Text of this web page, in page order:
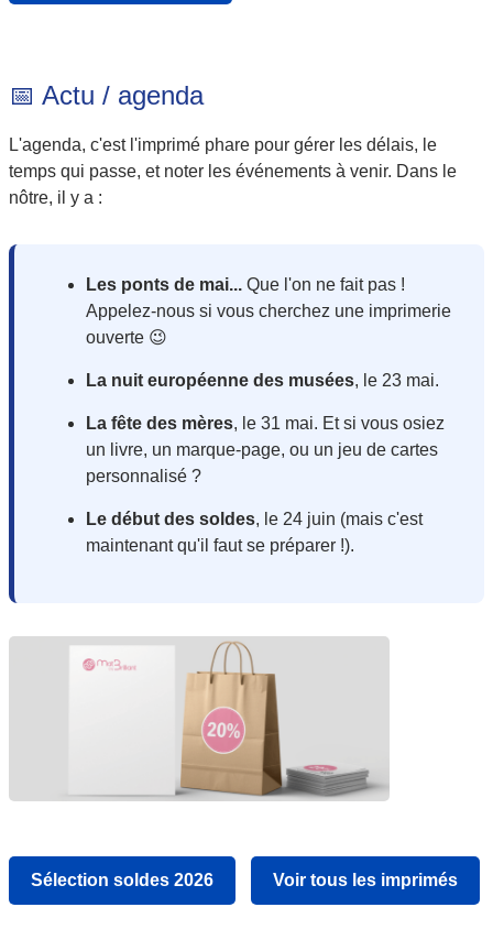
📅 Actu / agenda
L'agenda, c'est l'imprimé phare pour gérer les délais, le
temps qui passe, et noter les événements à venir. Dans le
nôtre, il y a :
Les ponts de mai... Que l'on ne fait pas !
Appelez-nous si vous cherchez une imprimerie
ouverte 😉
La nuit européenne des musées, le 23 mai.
La fête des mères, le 31 mai. Et si vous osiez
un livre, un marque-page, ou un jeu de cartes
personnalisé ?
Le début des soldes, le 24 juin (mais c'est
maintenant qu'il faut se préparer !).
Sélection soldes 2026 Voir tous les imprimés